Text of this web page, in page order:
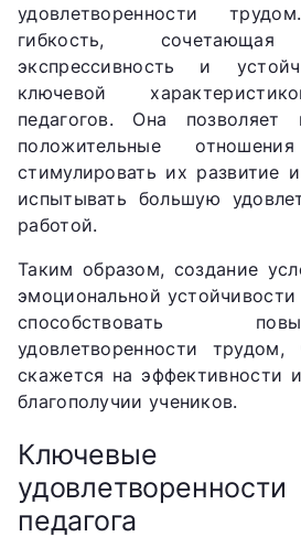
удовлетворенности
гибкость, сочетающая
экспрессивность и
ключевой
педагогов. Она позволяет
положительные
стимулировать их развитие
испытывать большую
работой.
Таким образом, создание
эмоциональной
способствовать
удовлетворенности трудом,
скажется на эффективности
благополучии учеников.
Ключевые
педагога